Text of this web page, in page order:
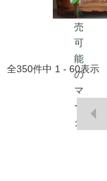
全350件中 1 - 60表示